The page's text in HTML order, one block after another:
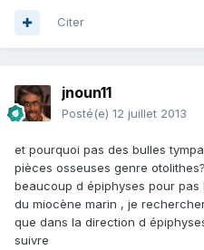
Citer
jnoun11
Posté(e) 12 juillet 2013
et pourquoi pas des bulles
pièces osseuses genre
beaucoup d épiphyses pour
du miocène marin , je
que dans la direction d
suivre